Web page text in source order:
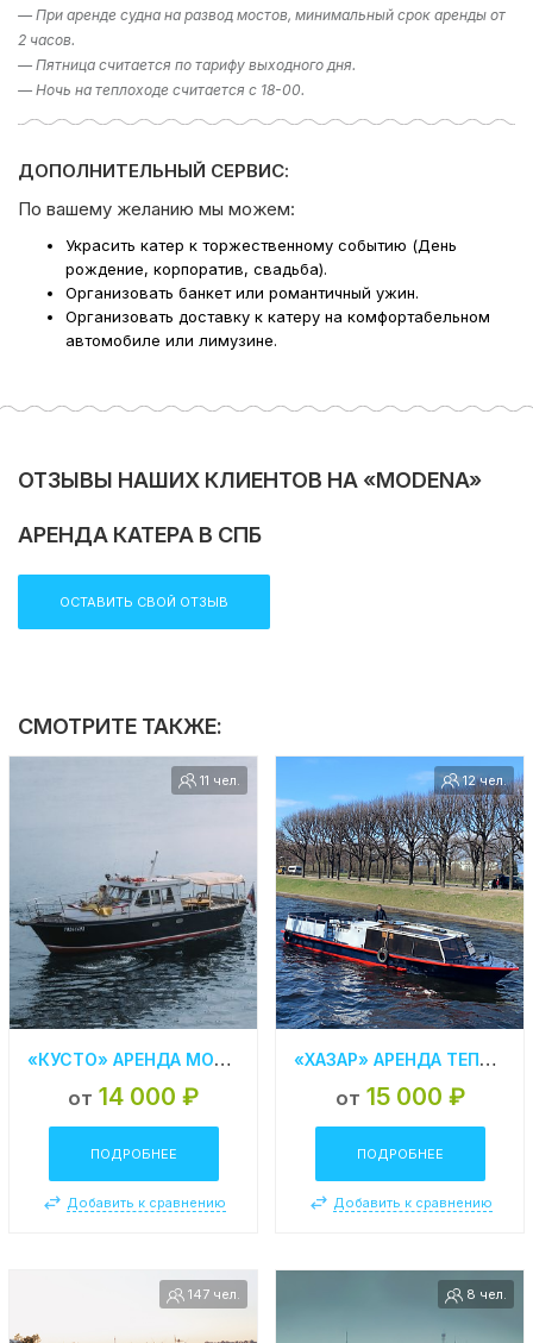
— При аренде судна на развод мостов, минимальный срок аренды от
2 часов.
— Пятница считается по тарифу выходного дня.
— Ночь на теплоходе считается с 18-00.
ДОПОЛНИТЕЛЬНЫЙ СЕРВИС:
По вашему желанию мы можем:
Украсить катер к торжественному событию (День
рождение, корпоратив, свадьба).
Организовать банкет или романтичный ужин.
Организовать доставку к катеру на комфортабельном
автомобиле или лимузине.
ОТЗЫВЫ НАШИХ КЛИЕНТОВ НА «MODENA»
АРЕНДА КАТЕРА В СПБ
ОСТАВИТЬ СВОЙ ОТЗЫВ
СМОТРИТЕ ТАКЖЕ:
11 чел.
«КУСТО» АРЕНДА МОТОРНОЙ ЯХТЫ В СПБ
от 14 000 ₽
ПОДРОБНЕЕ
Добавить к сравнению
12 чел.
«ХАЗАР» АРЕНДА ТЕПЛОХОДА В САНКТ- ПЕТЕРБУРГЕ
от 15 000 ₽
ПОДРОБНЕЕ
Добавить к сравнению
147 чел. 8 чел.